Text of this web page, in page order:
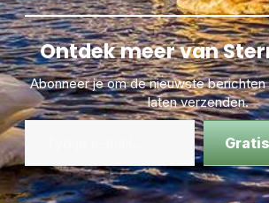
wilskracht en geeft energie.
Ontdek meer van
Abonneer je om de nieuwste
laten verzenden.